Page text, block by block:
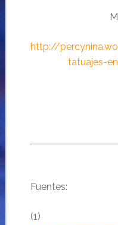
http://
tatuajes-
Fuentes:
(1)